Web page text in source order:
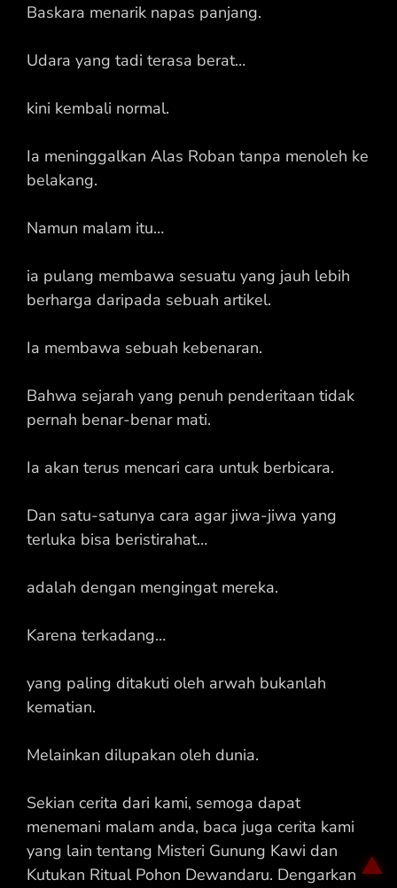
Baskara menarik napas panjang.
Udara yang tadi terasa berat…
kini kembali normal.
Ia meninggalkan Alas Roban tanpa menoleh ke
belakang.
Namun malam itu…
ia pulang membawa sesuatu yang jauh lebih
berharga daripada sebuah artikel.
Ia membawa sebuah kebenaran.
Bahwa sejarah yang penuh penderitaan tidak
pernah benar-benar mati.
Ia akan terus mencari cara untuk berbicara.
Dan satu-satunya cara agar jiwa-jiwa yang
terluka bisa beristirahat…
adalah dengan mengingat mereka.
Karena terkadang…
yang paling ditakuti oleh arwah bukanlah
kematian.
Melainkan dilupakan oleh dunia.
Sekian cerita dari kami, semoga dapat
menemani malam anda, baca juga cerita kami
yang lain tentang Misteri Gunung Kawi dan
Kutukan Ritual Pohon Dewandaru. Dengarkan